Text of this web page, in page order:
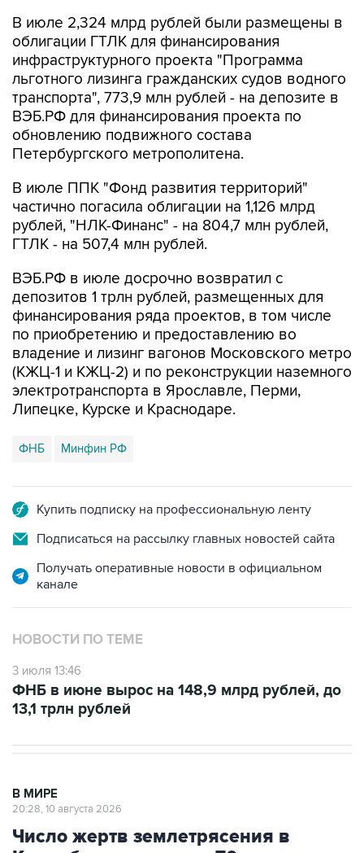
В июле 2,324 млрд рублей были размещены в
облигации ГТЛК для финансирования
инфраструктурного проекта "Программа
льготного лизинга гражданских судов водного
транспорта", 773,9 млн рублей - на депозите в
ВЭБ.РФ для финансирования проекта по
обновлению подвижного состава
Петербургского метрополитена.
В июле ППК "Фонд развития территорий"
частично погасила облигации на 1,126 млрд
рублей, "НЛК-Финанс" - на 804,7 млн рублей,
ГТЛК - на 507,4 млн рублей.
ВЭБ.РФ в июле досрочно возвратил с
депозитов 1 трлн рублей, размещенных для
финансирования ряда проектов, в том числе
по приобретению и предоставлению во
владение и лизинг вагонов Московского метро
(КЖЦ-1 и КЖЦ-2) и по реконструкции наземного
электротранспорта в Ярославле, Перми,
Липецке, Курске и Краснодаре.
ФНБ Минфин РФ
Купить подписку на профессиональную ленту
Подписаться на рассылку главных новостей сайта
Получать оперативные новости в официальном
канале
НОВОСТИ ПО ТЕМЕ
3 июля 13:46
ФНБ в июне вырос на 148,9 млрд рублей, до
13,1 трлн рублей
В МИРЕ
20:28, 10 августа 2026
Число жертв землетрясения в